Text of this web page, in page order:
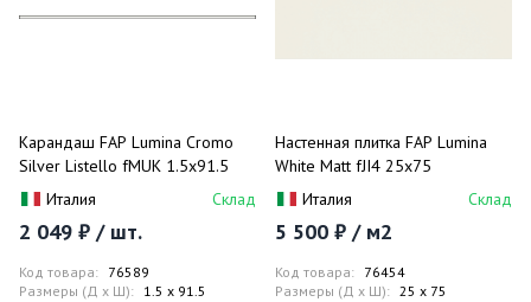
Карандаш FAP Lumina Cromo
Silver Listello fMUK 1.5x91.5
Италия
Склад
2 049 ₽ / шт.
Код товара: 76589
Размеры (Д x Ш): 1.5 x 91.5
Настенная плитка FAP Lumina
White Matt fJI4 25x75
Италия
Склад
5 500 ₽ / м2
Код товара: 76454
Размеры (Д x Ш): 25 x 75